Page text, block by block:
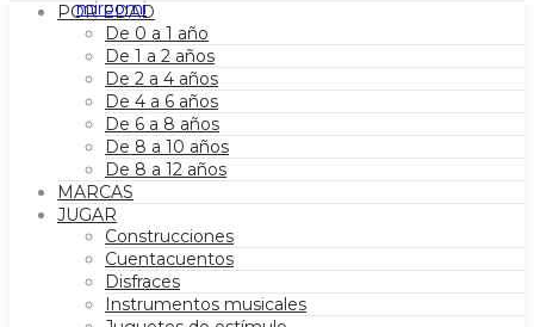
POR EDAD
De 0 a 1 año
De 1 a 2 años
De 2 a 4 años
De 4 a 6 años
De 6 a 8 años
De 8 a 10 años
De 8 a 12 años
MARCAS
JUGAR
Construcciones
Cuentacuentos
Disfraces
Instrumentos musicales